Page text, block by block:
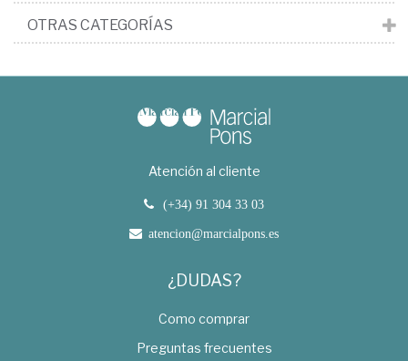
OTRAS CATEGORÍAS
Atención al cliente
(+34) 91 304 33 03
atencion@marcialpons.es
¿DUDAS?
Como comprar
Preguntas frecuentes